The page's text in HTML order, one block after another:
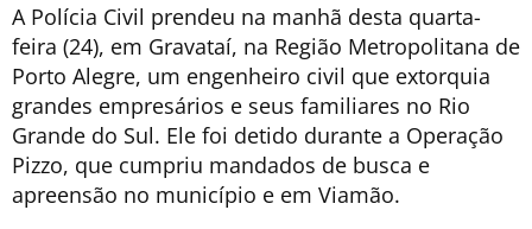
A Polícia Civil prendeu na manhã desta quarta-
feira (24), em Gravataí, na Região Metropolitana de
Porto Alegre, um engenheiro civil que extorquia
grandes empresários e seus familiares no Rio
Grande do Sul. Ele foi detido durante a Operação
Pizzo, que cumpriu mandados de busca e
apreensão no município e em Viamão.